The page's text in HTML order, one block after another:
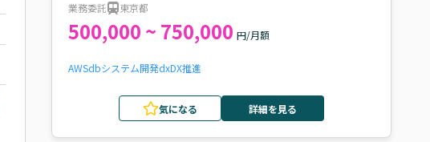
業務委託 東京都
500,000 ~ 750,000 円/月額
AWSdbシステム開発dxDX推進
気になる 詳細を見る